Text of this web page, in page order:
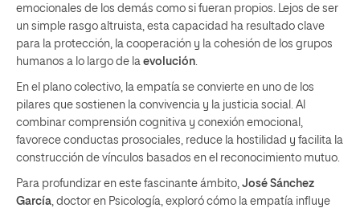
emocionales de los demás como si fueran propios. Lejos de ser
un simple rasgo altruista, esta capacidad ha resultado clave
para la protección, la cooperación y la cohesión de los grupos
humanos a lo largo de la evolución.
En el plano colectivo, la empatía se convierte en uno de los
pilares que sostienen la convivencia y la justicia social. Al
combinar comprensión cognitiva y conexión emocional,
favorece conductas prosociales, reduce la hostilidad y facilita la
construcción de vínculos basados en el reconocimiento mutuo.
Para profundizar en este fascinante ámbito, José Sánchez
García, doctor en Psicología, exploró cómo la empatía influye